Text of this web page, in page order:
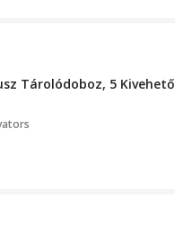
Tárolódoboz, 5